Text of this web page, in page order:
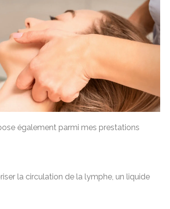
également parmi mes prestations
la circulation de la lymphe, un liquide